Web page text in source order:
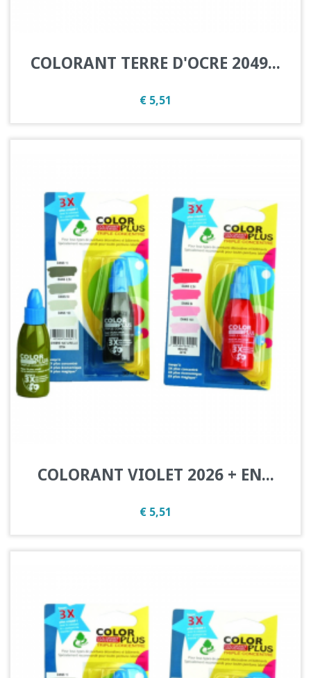
COLORANT TERRE D'OCRE 2049...
Prijs
€ 5,51
COLORANT VIOLET 2026 + EN...
Prijs
€ 5,51